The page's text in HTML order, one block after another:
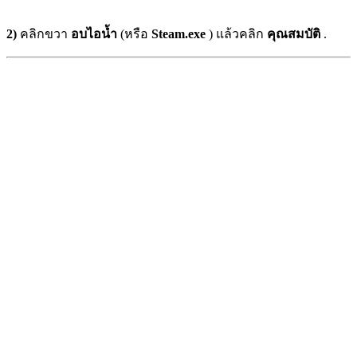
2) คลิกขวา อบไอน้ำ (หรือ Steam.exe ) แล้วคลิก คุณสมบัติ .